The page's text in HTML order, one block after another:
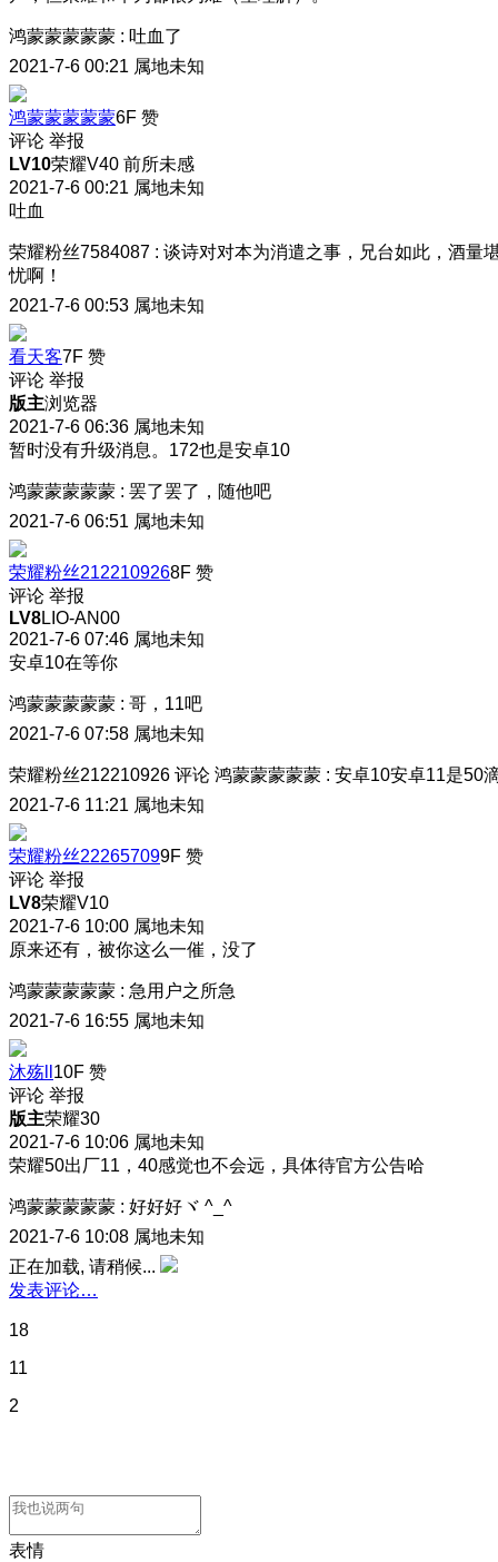
鸿蒙蒙蒙蒙蒙 : 吐血了
2021-7-6 00:21 属地未知
鸿蒙蒙蒙蒙蒙6F 赞
评论 举报
LV10荣耀V40 前所未感
2021-7-6 00:21 属地未知
吐血
荣耀粉丝7584087 : 谈诗对对本为消遣之事，兄台如此，酒量
忧啊！
2021-7-6 00:53 属地未知
看天客7F 赞
评论 举报
版主浏览器
2021-7-6 06:36 属地未知
暂时没有升级消息。172也是安卓10
鸿蒙蒙蒙蒙蒙 : 罢了罢了，随他吧
2021-7-6 06:51 属地未知
荣耀粉丝2122109268F 赞
评论 举报
LV8LIO-AN00
2021-7-6 07:46 属地未知
安卓10在等你
鸿蒙蒙蒙蒙蒙 : 哥，11吧
2021-7-6 07:58 属地未知
荣耀粉丝212210926 评论 鸿蒙蒙蒙蒙蒙 : 安卓10安卓11是50
2021-7-6 11:21 属地未知
荣耀粉丝222657099F 赞
评论 举报
LV8荣耀V10
2021-7-6 10:00 属地未知
原来还有，被你这么一催，没了
鸿蒙蒙蒙蒙蒙 : 急用户之所急
2021-7-6 16:55 属地未知
沐殇ll 10F 赞
评论 举报
版主荣耀30
2021-7-6 10:06 属地未知
荣耀50出厂11，40感觉也不会远，具体待官方公告哈
鸿蒙蒙蒙蒙蒙 : 好好好ヾ ^_^
2021-7-6 10:08 属地未知
正在加载, 请稍候...
发表评论…
18
11
2
表情